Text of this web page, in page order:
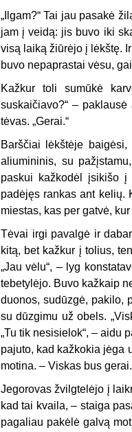
„Ilgam?“ Tai jau pasakė
jam į veidą: jis buvo iki
visą laiką žiūrėjo į lėkštę.
buvo nepaprastai vėsu,
Kažkur toli sumūkė
suskaičiavo?“ –
tėvas. „Gerai.“
Barščiai lėkštėje
aliumininis, su
paskui kažkodėl įsikišo
padėjęs rankas ant kelių.
miestas, kas per gatvė,
Tėvai irgi pavalgė ir
kitą, bet kažkur į tolius,
„Jau vėlu“, – lyg
tebetylėjo. Buvo kažkaip
duonos, sudūzgė, pakilo,
su dūzgimu už obels.
„Tu tik nesisielok“, – aidu
pajuto, kad kažkokia jėga
motina. – Viskas bus
Jegorovas žvilgtelėjo į
kad tai kvaila, – staiga
pagaliau pakėlė galvą